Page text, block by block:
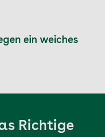
ein weiches
Richtige